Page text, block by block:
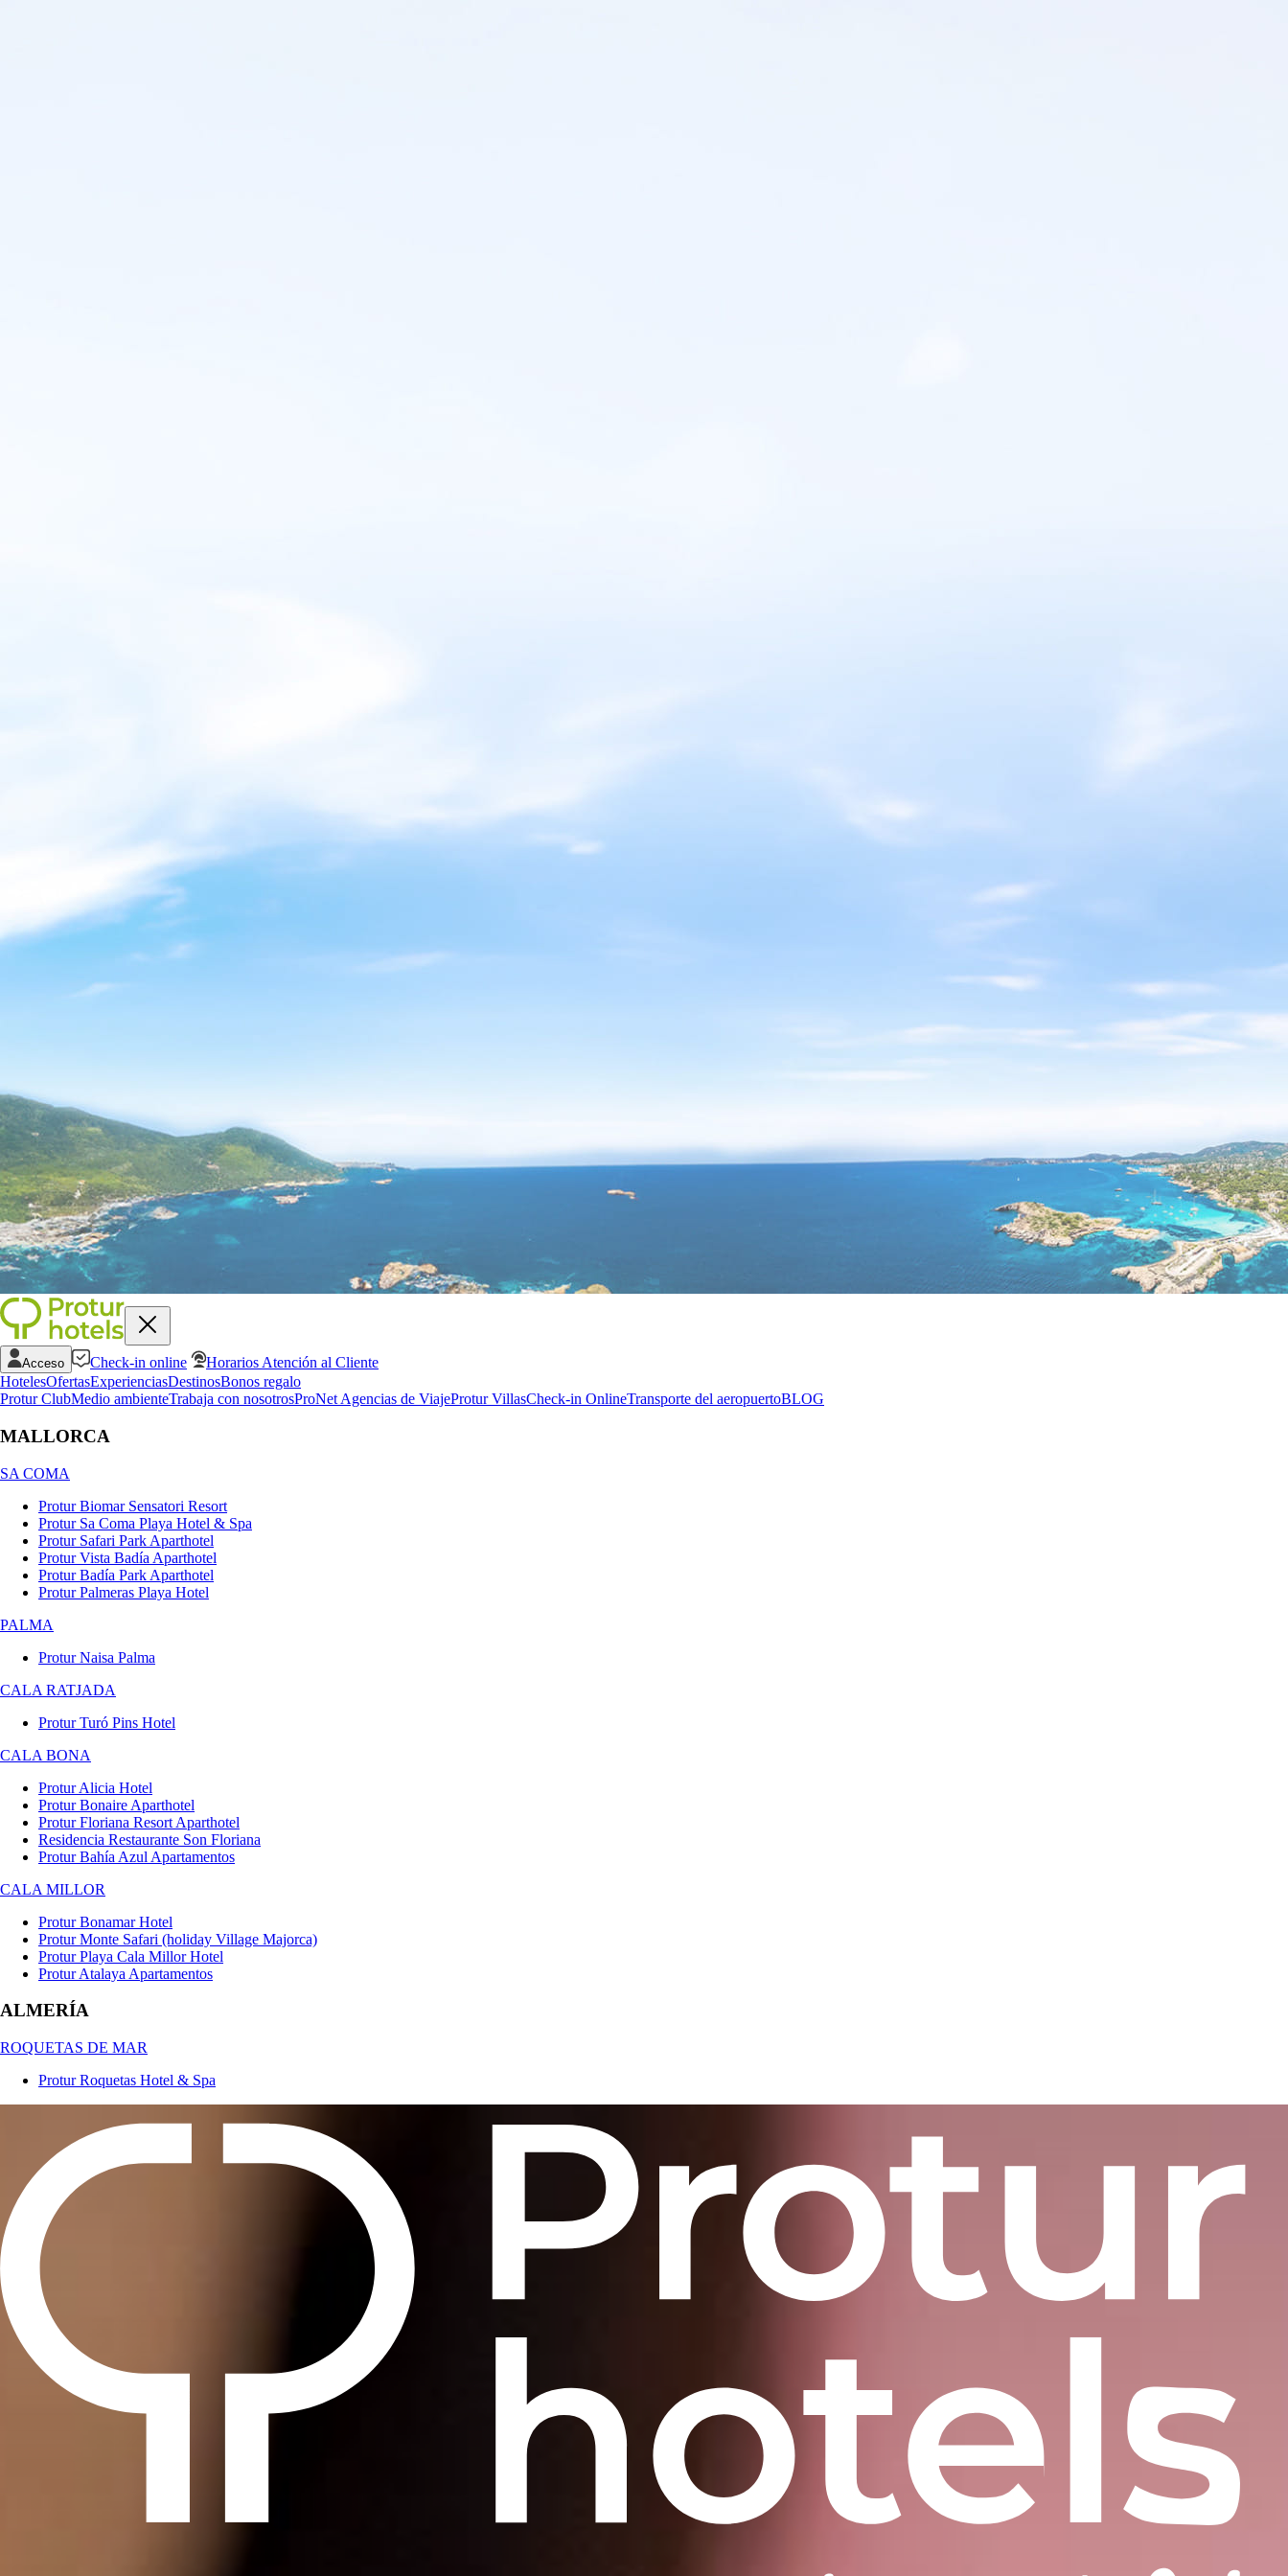
Acceso Check-in online
Horarios Atención al Cliente
HotelesOfertasExperienciasDestinosBonos regalo
Protur ClubMedio ambienteTrabaja con nosotrosProNet Agencias de ViajeProtur VillasCheck-in OnlineTransporte del aeropuertoBLOG
MALLORCA
SA COMA
Protur Biomar Sensatori Resort
Protur Sa Coma Playa Hotel & Spa
Protur Safari Park Aparthotel
Protur Vista Badía Aparthotel
Protur Badía Park Aparthotel
Protur Palmeras Playa Hotel
PALMA
Protur Naisa Palma
CALA RATJADA
Protur Turó Pins Hotel
CALA BONA
Protur Alicia Hotel
Protur Bonaire Aparthotel
Protur Floriana Resort Aparthotel
Residencia Restaurante Son Floriana
Protur Bahía Azul Apartamentos
CALA MILLOR
Protur Bonamar Hotel
Protur Monte Safari (holiday Village Majorca)
Protur Playa Cala Millor Hotel
Protur Atalaya Apartamentos
ALMERÍA
ROQUETAS DE MAR
Protur Roquetas Hotel & Spa